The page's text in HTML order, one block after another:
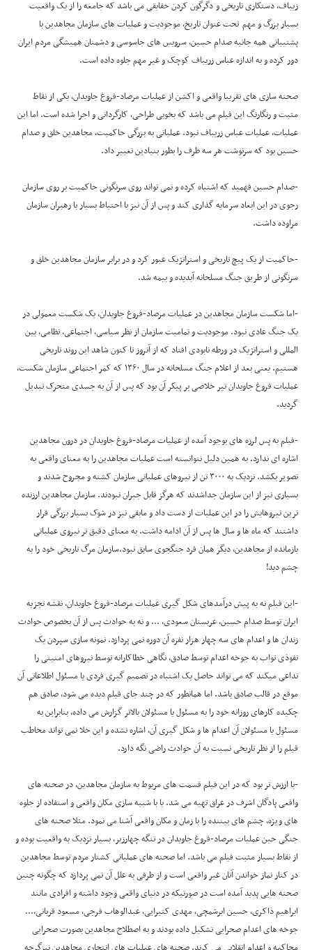
زیباف، دستکاری تاریخی و دگرگون کردن حقایقی می باشد که جامعه را از یک واقعیت
بسیار بزرگ و مهم تحت عنوان تاریخ، موجودیت و عملیات های سازمان مجاهدین با
پشتیبانی همه جانبه صدام حسین، سرویس های جاسوسی و دشمنان همیشگی مردم ایران
دور کرده و به اندازه عباس زریباف کوچک و غیر مهم جلوه داده است.
صحنه سازی های تقریبا واقعی و اکشن از عملیات مرصاد-فروغ جاویدان، یکی از نقاط
مثبت و رنگارنگ این فیلم می باشد که بخوبی طراحی، کارگردانی و اجرا شده است. اما این
عملیات، عملیات عباس زریباف نبود. عملیاتی به بزرگی حاکمیت، مجاهدین خلق و صدام
حسین بود که سرنوشت هر سه طرف را بطور بنیادین تغییر داد.
-صدام حسین فهمید که اشتباه کرده و نمی تواند روی سرنگونی حاکمیت بر روی سازمان
رجوی در این ابعاد سرمایه گذاری کند و پس از آن نیز با احتیاط بسیار با رهبران سازمان
مراوده داشت.
-حاکمیت از یک پیچ تاریخی و استراتژیک عبور کرد و در برابر سازمان مجاهدین خلق و
سرنگونی از طریق جنگ مسلحانه آبدیده و بیمه شد.
-اما شکست سازمان مجاهدین در عملیات مرصاد-فروغ جاویدان، یک شکست معمولی در
یک جنگ عادی نبود. موجودیت و تمامیت سازمان از نظر سیاسی، اجتماعی، نظامی، بین
المللی و استراتژیک در ورطه نابودی افتاد که از آنروز تا کنون شاهد این روند تاریخی
هستیم. یعنی بعد از اعلام جنگ مسلحانه در سال ۱۳۶۰ که کمر اجتماعی سازمان شکست،
عملیات فروغ جاویدان تیر خلاصی بر پیکر آن بود که پس از آن به جسدی متحرک تبدیل
گردید.
-فیلم به پس لرزه های بوجود آمده از عملیات مرصاد-فروغ جاویدان در درون مجاهدین
اشاره ای ندارد. به همین دلیل نتوانسته است عملیات مجاهدین را به معنای واقعی به
تصویر بکشد. نزدیک به ۳۰۰۰ تن از نیروهای عملیاتی سازمان کشته و مجروح شدند و
بسیاری نیز از این سازمان جداشدند که هرگز قابل جبران نبودند. سازمان مجاهدین ارزنده
ترین نیروهایش را در این عملیات از دست داد و مابقی نیز در شوک بسیار بزرگی قرار
داشتند که ماه ها و سال ها پس از آن ادامه داشت. به معنای دقیق تر نیروی عملیاتی
بازمانده از مجاهدین، دیگر همان فرد جنگجوی سابق نبود.سازمان مرگ تاریخی خود را به
چشم دید!
-این فیلم نه به پیش درآمدهای شکل گیری عملیات مرصاد-فروغ جاویدان، نقشه تجزیه
ایران توسط صدام حسین، عربستان سعودی، … و نه به حوادث پس از آن بخصوص حوادث
زندان ها و اعدام های سه چهار هزار نفره آن دوره نمی پردازد. نمونه سازی سپردن یک
نفوذی تواب به جوخه اعدام توسط صادق، نگاهی خطاکارانه توسط نیروهای امنیتی را
تداعی میکند که می تواند حاصل یک اشتباه در تصمیم گیری فردی یا مسئول اطلاعاتی آن
موقع در قالب صادق باشد. اما همانطور که در چند جای فیلم دیده می شود، صادق هم
چکیده کارهای روزانه خود را به مسئول یا مسئولان بالاتر گزارش می داده، بنابراین به
مسئول یا مسئولان آن اعدام ها و شکل گیری آن، اشاره نشده و این خلا نمی تواند مخاطب
فیلم را از نظر تاریخی نسبت به آن حوادث راضی نگه دارد.
-با ارزش تر بود که در این فیلم قسمت های مربوط به سازمان مجاهدین، در صحنه های
واقعی پادگان اشرف در عراق تهیه می شد. یا با شبیه سازی مکان واقعی و استفاده از جلوه
های ویژه، چشم های بیننده را با زمان و مکان واقعی آشنا می نمود. مثلا صحنه های
جنگی حین عملیات مرصاد-فروغ جاویدان در تنگه چهارزبر، بسیار نزدیک به واقعیت بوده و
از نقاط بسیار مثبت فیلم می باشد. اما صحنه های عملیاتی کشتار مردم توسط مجاهدین
در کنار نماز خواندن آنان غیر واقعی است و از طرفی به علل آن نمی پردازد که چگونه چنین
صحنه هایی پدید آمده است در صورتیکه در دنیای واقعی وجود داشته و افرادی مانند
ابراهیم ذاکری، حسین ابرشمچی، مهدی کتیرایی، عبدالوهاب فرجی، مسعود قربانی،…
جوخه های اعدام صحرایی تشکیل داده بودند و به اصطلاح مجاهدین بصورت صحرایی